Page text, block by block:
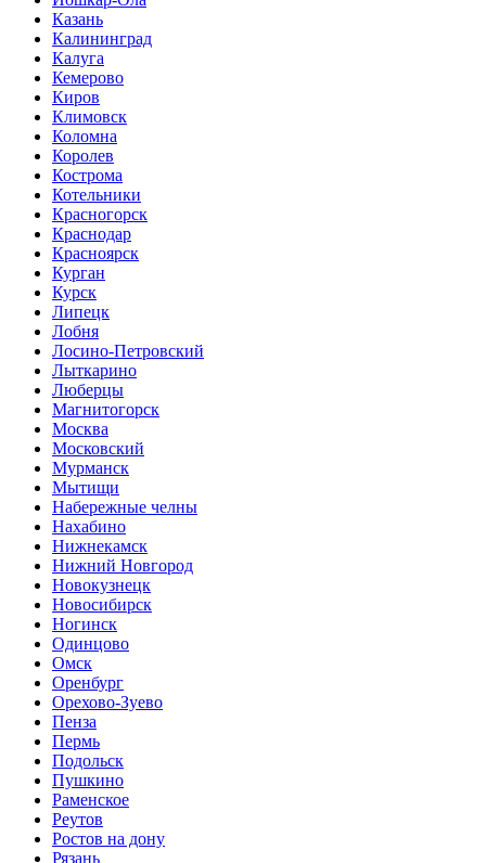
Казань
Калининград
Калуга
Кемерово
Киров
Климовск
Коломна
Королев
Кострома
Котельники
Красногорск
Краснодар
Красноярск
Курган
Курск
Липецк
Лобня
Лосино-Петровский
Лыткарино
Люберцы
Магнитогорск
Москва
Московский
Мурманск
Мытищи
Набережные челны
Нахабино
Нижнекамск
Нижний Новгород
Новокузнецк
Новосибирск
Ногинск
Одинцово
Омск
Оренбург
Орехово-Зуево
Пенза
Пермь
Подольск
Пушкино
Раменское
Реутов
Ростов на дону
Рязань